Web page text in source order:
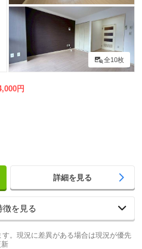
全10枚
円
詳細を見る
徴を見る
。現況に差異がある場合は現況が優先